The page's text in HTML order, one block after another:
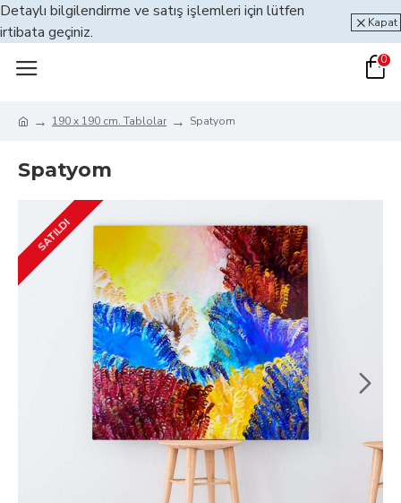
Detaylı bilgilendirme ve satış işlemleri için lütfen
irtibata geçiniz.
Kapat
0
190 x 190 cm. Tablolar Spatyom
Spatyom
SATILDI